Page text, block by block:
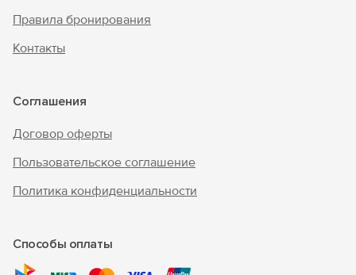
Правила бронирования
Контакты
Соглашения
Договор оферты
Пользовательское соглашение
Политика конфиденциальности
Способы оплаты